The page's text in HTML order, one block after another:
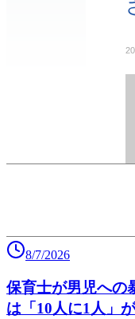
8/7/2026
保育士が男児へ
は「10人に1人」